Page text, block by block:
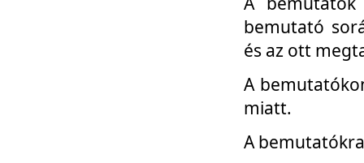
bemutató
és az ott
A
miatt.
A